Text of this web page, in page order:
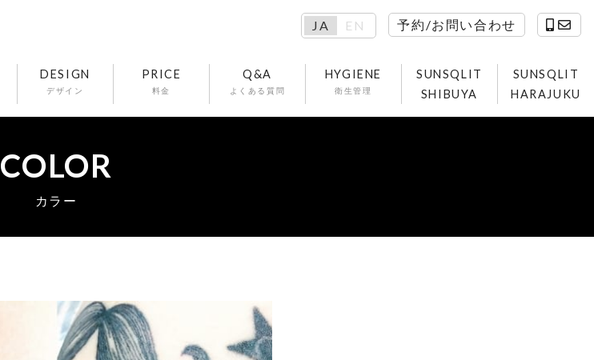
JA EN 予約/お問い合わせ
DESIGN
デザイン
PRICE
料金
Q&A
よくある質問
HYGIENE
衛生管理
SUNSQLIT
SHIBUYA
SUNSQLIT
HARAJUKU
COLOR
カラー